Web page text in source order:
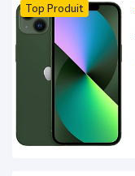
Top Produit